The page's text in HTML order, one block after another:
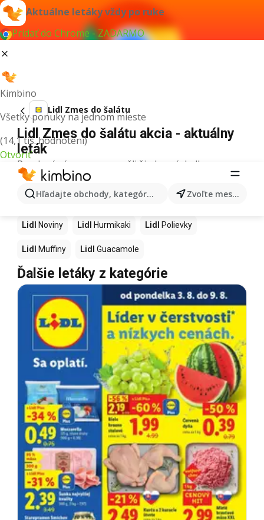
Aktuálne letáky vždy po ruke
Pridať do Chrome - ZADARMO
Kimbino
Všetky ponuky na jednom mieste
(14,1 tis. hodnotení)
Otvoriť
Hľadajte obchody, kategórie, produkty... Zvoľte mesto
Lidl Zmes do šalátu
Lidl Zmes do šalátu akcia - aktuálny
leták
Pre daný výraz sme nenašli žiadne výsledky.
Ďalšie produkty v obchodoch Lidl
Lidl Kapor Ashwagandha Nintendo Switch
Lidl Noviny Lidl Hurmikaki Lidl Polievky
Lidl Muffiny Lidl Guacamole
Ďalšie letáky z kategórie